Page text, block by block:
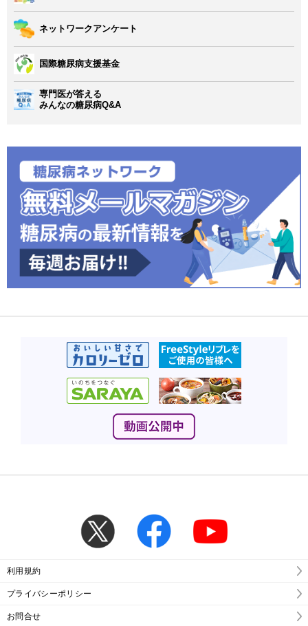
ネットワークアンケート
国際糖尿病支援基金
専門医が答える
みんなの糖尿病Q&A
利用規約
プライバシーポリシー
お問合せ